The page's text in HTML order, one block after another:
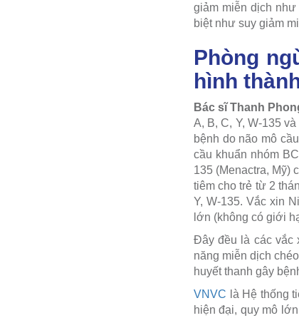
giảm miễn dịch
biệt như suy giảm
Phòng
hình
Bác sĩ Thanh
A, B, C, Y, W-135
bệnh do não mô
cầu khuẩn nhóm
135 (Menactra, Mỹ)
tiêm cho trẻ từ 2
Y, W-135. Vắc xin
lớn (không có giới
Đây đều là các vắc
năng miễn dịch
huyết thanh gây
VNVC là Hệ thống
hiện đại, quy mô